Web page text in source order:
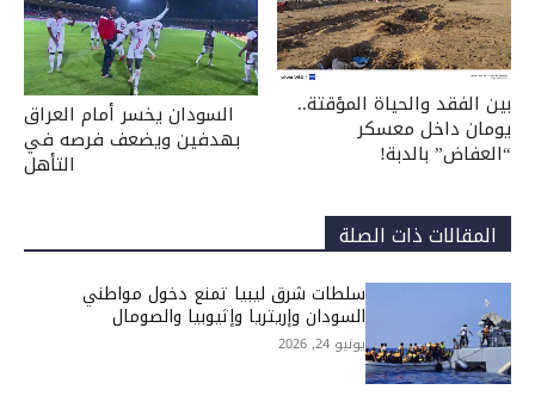
بين الفقد والحياة المؤقتة..
يومان داخل معسكر
“العفاض” بالدبة!
السودان يخسر أمام العراق
بهدفين ويضعف فرصه في
التأهل
المقالات ذات الصلة
سلطات شرق ليبيا تمنع دخول مواطني
السودان وإريتريا وإثيوبيا والصومال
يونيو 24, 2026